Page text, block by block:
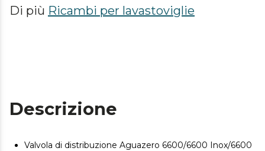
Di più Ricambi per lavastoviglie
Descrizione
Valvola di distribuzione Aguazero 6600/6600 Inox/6600